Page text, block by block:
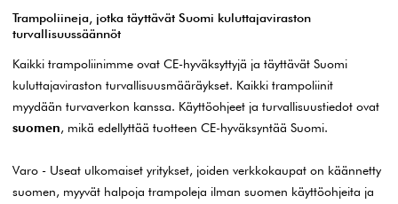
Trampoliineja, jotka täyttävät Suomi kuluttajaviraston
turvallisuussäännöt
Kaikki trampoliinimme ovat CE-hyväksyttyjä ja täyttävät Suomi
kuluttajaviraston turvallisuusmääräykset. Kaikki trampoliinit
myydään turvaverkon kanssa. Käyttöohjeet ja turvallisuustiedot ovat
suomen, mikä edellyttää tuotteen CE-hyväksyntää Suomi.
Varo - Useat ulkomaiset yritykset, joiden verkkokaupat on käännetty
suomen, myyvät halpoja trampoleja ilman suomen käyttöohjeita ja